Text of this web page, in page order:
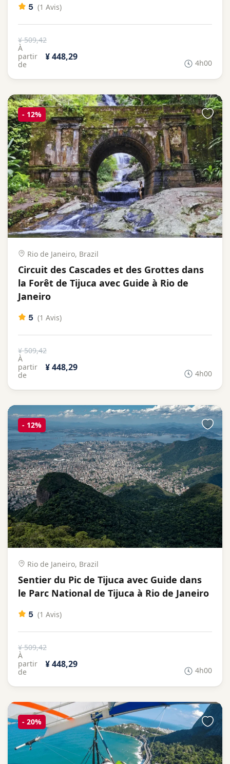
5 (1 Avis)
¥ 509,42
À
partir
de
¥ 448,29
4h00
- 12%
Rio de Janeiro, Brazil
Circuit des Cascades et des Grottes dans
la Forêt de Tijuca avec Guide à Rio de
Janeiro
5 (1 Avis)
¥ 509,42
À
partir
de
¥ 448,29
4h00
- 12%
Rio de Janeiro, Brazil
Sentier du Pic de Tijuca avec Guide dans
le Parc National de Tijuca à Rio de Janeiro
5 (1 Avis)
¥ 509,42
À
partir
de
¥ 448,29
4h00
- 20%